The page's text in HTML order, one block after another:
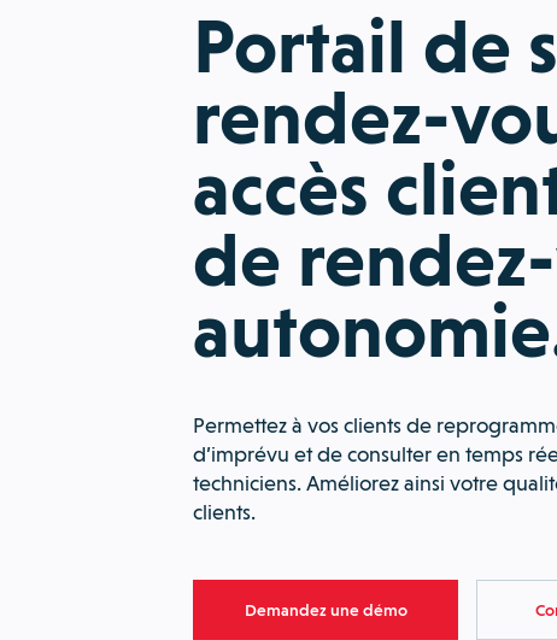
Portail de
rendez-
accès
de
Permettez à vos clients de
d’imprévu et de consulter en temps
techniciens. Améliorez ainsi votre
clients.
Demandez une démo